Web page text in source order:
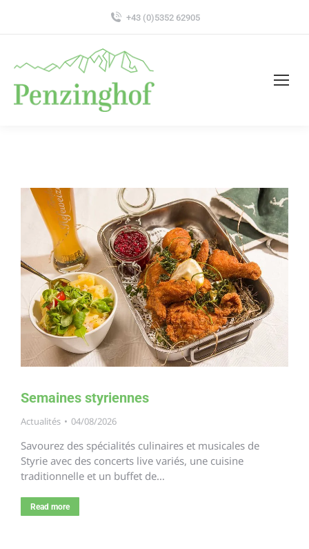
+43 (0)5352 62905
Semaines styriennes
Actualités 04/08/2026
Savourez des spécialités culinaires et musicales de
Styrie avec des concerts live variés, une cuisine
traditionnelle et un buffet de…
Read more